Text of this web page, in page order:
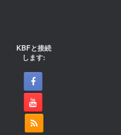
KBFと接続
します: